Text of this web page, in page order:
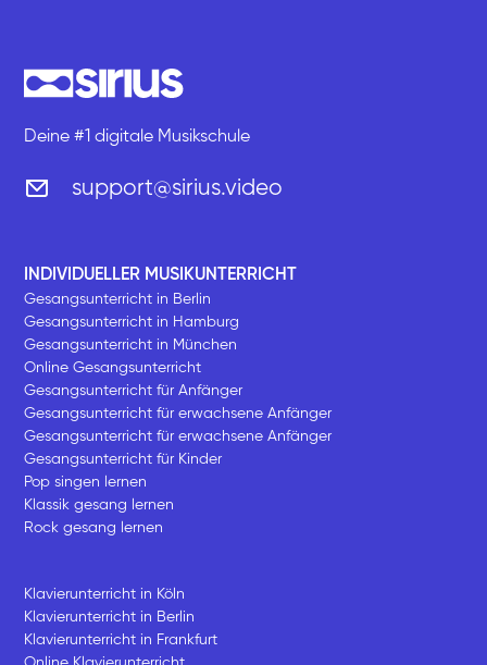
Deine #1 digitale Musikschule
support@sirius.video
INDIVIDUELLER MUSIKUNTERRICHT
Gesangsunterricht in Berlin
Gesangsunterricht in Hamburg
Gesangsunterricht in München
Online Gesangsunterricht
Gesangsunterricht für Anfänger
Gesangsunterricht für erwachsene Anfänger
Gesangsunterricht für erwachsene Anfänger
Gesangsunterricht für Kinder
Pop singen lernen
Klassik gesang lernen
Rock gesang lernen
Klavierunterricht in Köln
Klavierunterricht in Berlin
Klavierunterricht in Frankfurt